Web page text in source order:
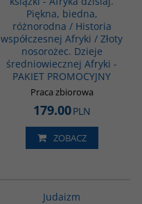
Piękna, biedna,
różnorodna / Historia
współczesnej Afryki / Złoty
nosorożec. Dzieje
średniowiecznej Afryki -
PAKIET PROMOCYJNY
Praca zbiorowa
179.00PLN
ZOBACZ
Judaizm